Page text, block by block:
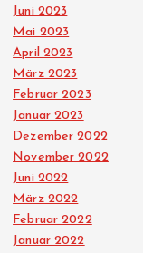
Juni 2023
Mai 2023
April 2023
März 2023
Februar 2023
Januar 2023
Dezember 2022
November 2022
Juni 2022
März 2022
Februar 2022
Januar 2022